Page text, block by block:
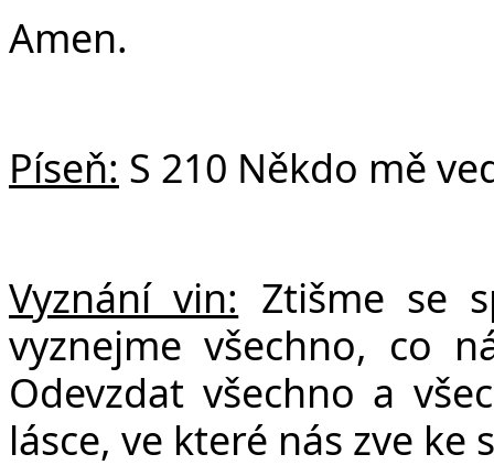
Amen.
Píseň: S 210 Někdo mě
Vyznání vin: Ztišme se
vyznejme všechno, co
Odevzdat všechno a
lásce, ve které nás zve